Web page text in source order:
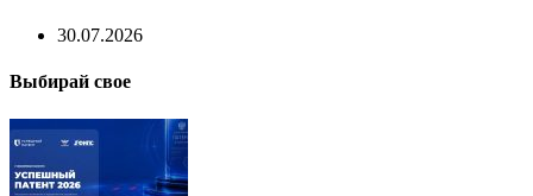
30.07.2026
Выбирай свое